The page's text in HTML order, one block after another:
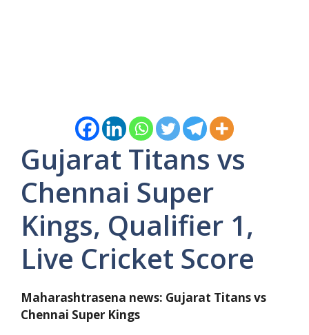
Gujarat Titans vs
Chennai Super
Kings, Qualifier 1,
Live Cricket Score
Maharashtrasena news: Gujarat Titans vs
Chennai Super Kings